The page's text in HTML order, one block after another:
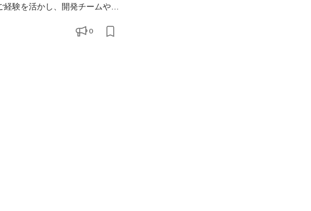
験を活かし、開発チームやク
進める上で、要件や仕様を開発
0